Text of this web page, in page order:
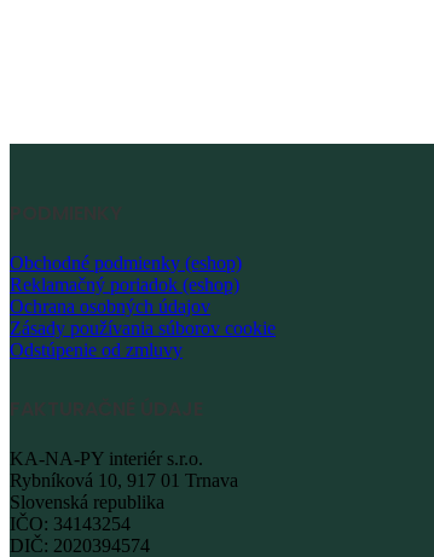
PODMIENKY
Obchodné podmienky (eshop)
Reklamačný poriadok (eshop)
Ochrana osobných údajov
Zásady používania súborov cookie
Odstúpenie od zmluvy
FAKTURAČNÉ ÚDAJE
KA-NA-PY interiér s.r.o.
Rybníková 10, 917 01 Trnava
Slovenská republika
IČO: 34143254
DIČ: 2020394574